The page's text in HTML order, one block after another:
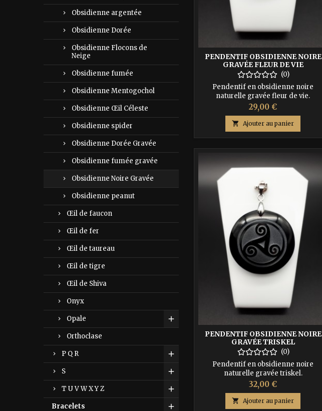
Obsidienne argentée
Obsidienne Dorée
Obsidienne Flocons de
Neige
Obsidienne fumée
Obsidienne Mentogochol
Obsidienne Œil Céleste
Obsidienne spider
Obsidienne Dorée Gravée
Obsidienne fumée gravée
Obsidienne Noire Gravée
Obsidienne peanut
Œil de faucon
Œil de fer
Œil de taureau
Œil de tigre
Œil de Shiva
Onyx
Opale
Orthoclase
P Q R
S
T U V W X Y Z
Bracelets
PENDENTIF OBSIDIENNE NOIRE
GRAVÉE FLEUR DE VIE
(0)
Pendentif en obsidienne noire
naturelle gravée fleur de vie.
Prix
29,00 €
 Ajouter au panier
PENDENTIF OBSIDIENNE NOIRE
GRAVÉE TRISKEL
(0)
Pendentif en obsidienne noire
naturelle gravée triskel.
Prix
32,00 €
 Ajouter au panier